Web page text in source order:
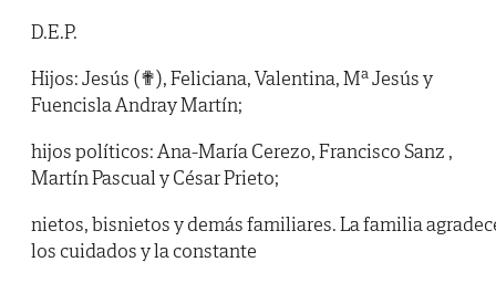
D.E.P.
Hijos: Jesús (✟), Feliciana, Valentina, Mª Jesús y
Fuencisla Andray Martín;
hijos políticos: Ana-María Cerezo, Francisco Sanz ,
Martín Pascual y César Prieto;
nietos, bisnietos y demás familiares. La familia
los cuidados y la constante